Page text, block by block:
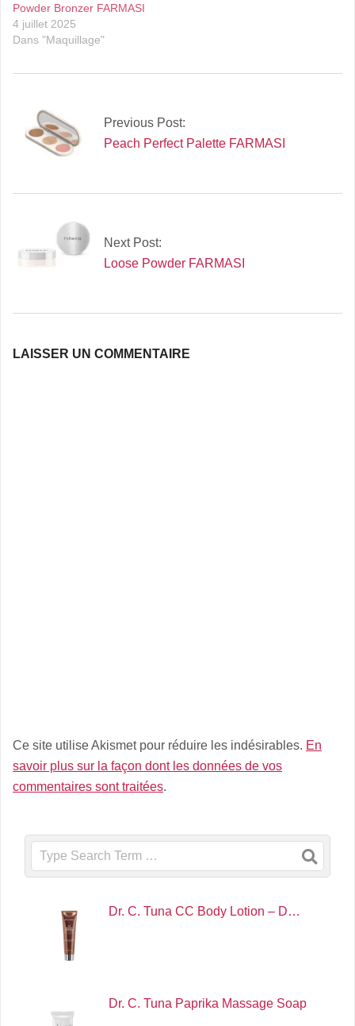
Powder Bronzer FARMASI
4 juillet 2025
Dans "Maquillage"
Previous Post:
Peach Perfect Palette FARMASI
Next Post:
Loose Powder FARMASI
LAISSER UN COMMENTAIRE
Ce site utilise Akismet pour réduire les indésirables. En
savoir plus sur la façon dont les données de vos
commentaires sont traitées.
Search
Dr. C. Tuna CC Body Lotion – D…
Dr. C. Tuna Paprika Massage Soap